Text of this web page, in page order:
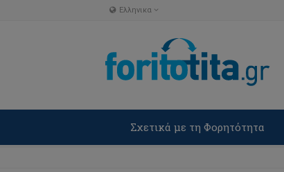
Ελληνικα
Σχετικά με τη Φορητότητα